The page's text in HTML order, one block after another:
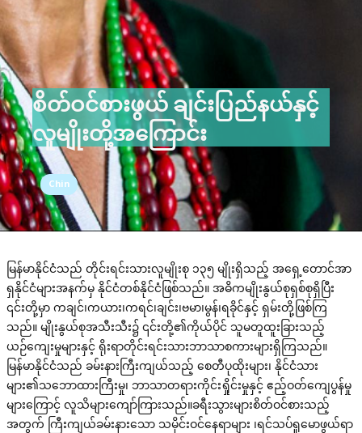
စိတ်ဝင်စားဖွယ် ချင်းပြည်နယ်နှင့်
လူမျိုးတို့အကြောင်း
Chin
မြန်မာနိုင်ငံသည် တိုင်းရင်းသားလူမျိုးစု ၁၃၅ မျိုးရှိသည့် အရှေ့တောင်အာ
ရှနိုင်ငံများအနက်မှ နိုင်ငံတစ်နိုင်ငံဖြစ်သည်။ အဓိကမျိုးနွယ်စုရှစ်စုရှိပြီး
၎င်းတို့မှာ ကချင်၊ကယား၊ကရင်၊ချင်း၊ဗမာ၊မွန်၊ရခိုင်နှင့် ရှမ်းတို့ဖြစ်ကြ
သည်။ မျိုးနွယ်စုအသီးသီး၌ ၎င်းတို့၏ကိုယ်ပိုင် သူမတူထူးခြားသည့်
ယဉ်ကျေးမှုများနှင့် ရိုးရာတိုင်းရင်းသားဘာသာစကားများရှိကြသည်။
မြန်မာနိုင်ငံသည် ခမ်းနားကြီးကျယ်သည့် စေတီပုထိုးများ၊ နိုင်ငံသား
များ၏သဘောထားကြီးမှု၊ ဘာသာတရားကိုင်းရှိုင်းမှုနှင့် ဧည့်ဝတ်ကျေပွန်မှု
များကြောင့် လူသိများကျော်ကြားသည်။ခရီးသွားများစိတ်ဝင်စားသည့်
အတွက် ကြီးကျယ်ခမ်းနားသော သမိုင်းဝင်နေရာများ ၊ရင်သပ်ရှုမောဖွယ်ရာ